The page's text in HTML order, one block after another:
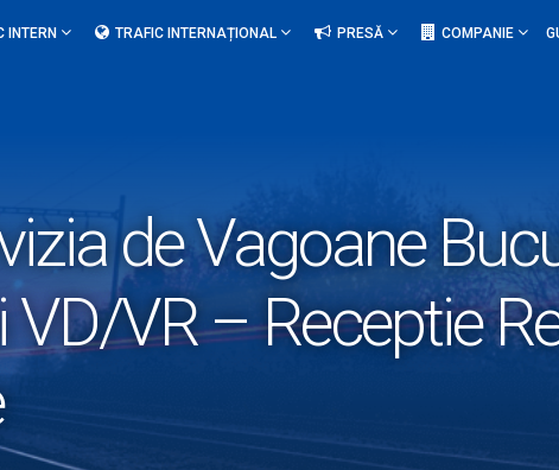
INTERN TRAFIC INTERNAȚIONAL PRESĂ COMPANIE
de Vagoane
VD/VR – Receptie